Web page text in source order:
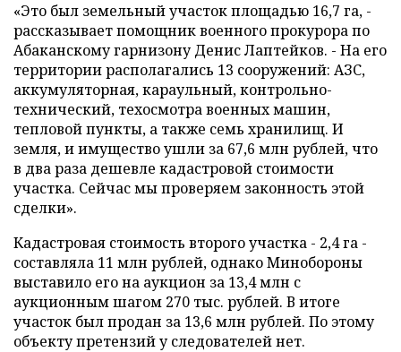
«Это был земельный участок площадью 16,7 га, -
рассказывает помощник военного прокурора по
Абаканскому гарнизону Денис Лаптейков. - На его
территории располагались 13 сооружений: АЗС,
аккумуляторная, караульный, контрольно-
технический, техосмотра военных машин,
тепловой пункты, а также семь хранилищ. И
земля, и имущество ушли за 67,6 млн рублей, что
в два раза дешевле кадастровой стоимости
участка. Сейчас мы проверяем законность этой
сделки».
Кадастровая стоимость второго участка - 2,4 га -
составляла 11 млн рублей, однако Минобороны
выставило его на аукцион за 13,4 млн с
аукционным шагом 270 тыс. рублей. В итоге
участок был продан за 13,6 млн рублей. По этому
объекту претензий у следователей нет.